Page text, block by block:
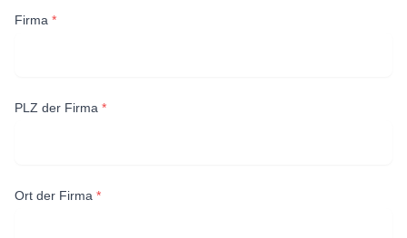
Firma *
PLZ der Firma *
Ort der Firma *